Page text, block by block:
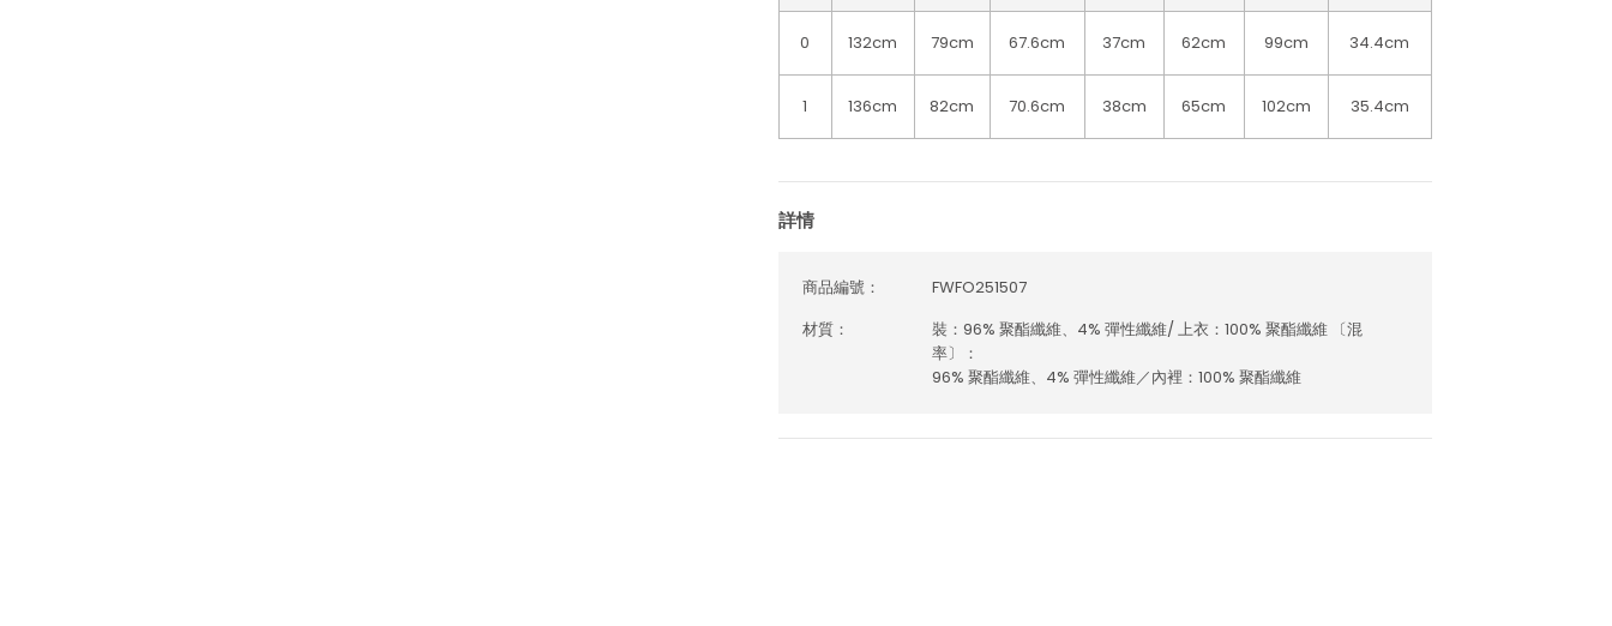
0 132cm 79cm 67.6cm 37cm 62cm 99cm 34.4cm
1 136cm 82cm 70.6cm 38cm 65cm 102cm 35.4cm
詳情
商品編號：
FWFO251507
材質：
裝：96% 聚酯纖維、4% 彈性纖維/ 上衣：100% 聚酯纖維 〔混
率〕：
96% 聚酯纖維、4% 彈性纖維／內裡：100% 聚酯纖維